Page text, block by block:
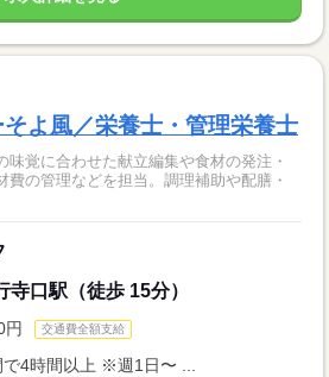
よ風／栄養士・管理栄養士
味覚に合わせた献立編集や食材の発注・
費の管理などを担当。調理補助や配膳・
口駅（徒歩 15分）
円 交通費全額支給
4時間以上 ※週1日〜 ...